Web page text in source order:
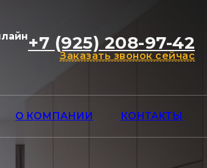
+7 (925) 208-97-42
Заказать звонок сейчас
О КОМПАНИИ КОНТАКТЫ